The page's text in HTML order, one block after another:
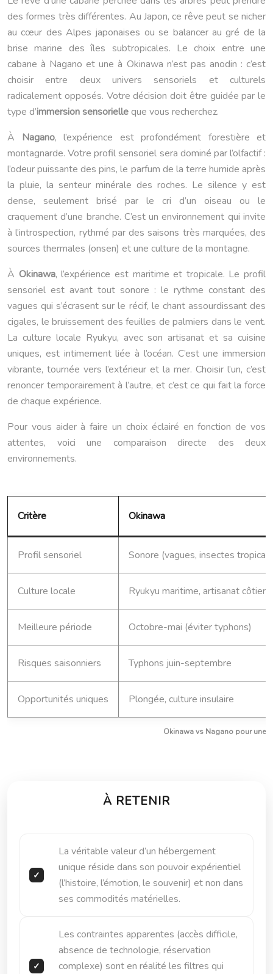
des formes très différentes. Au Japon, ce rêve peut se nicher
au cœur des Alpes japonaises ou se balancer au gré de la
brise marine des îles subtropicales. Le choix entre une
cabane à Nagano et une à Okinawa n’est pas anodin : c’est
choisir entre deux univers sensoriels et culturels
radicalement opposés. Votre décision doit être guidée par le
type d’immersion sensorielleque vous recherchez.
À Nagano, l’expérience est profondément forestière et
montagnarde. Votre profil sensoriel sera dominé par l’olfactif :
l’odeur puissante des pins, le parfum de la terre humide après
la pluie, la senteur minérale des roches. Le silence y est
dense, seulement brisé par le cri d’un oiseau ou le
craquement d’une branche. C’est un environnement qui invite
à l’introspection, rythmé par des saisons très marquées, des
sources thermales (onsen) et une culture de la montagne.
À Okinawa, l’expérience est maritime et tropicale. Le profil
sensoriel est avant tout sonore : le rythme constant des
vagues qui s’écrasent sur le récif, le chant assourdissant des
cigales, le bruissement des feuilles de palmiers dans le vent.
La culture locale Ryukyu, avec son artisanat et sa cuisine
uniques, est intimement liée à l’océan. C’est une immersion
vibrante, tournée vers l’extérieur et la mer. Choisir l’un, c’est
renoncer temporairement à l’autre, et c’est ce qui fait la force
de chaque expérience.
Pour vous aider à faire un choix éclairé en fonction de vos
attentes, voici une comparaison directe des deux
environnements.
Okinawa vs Nagano pour une
Critère Okinawa
Profil sensoriel Sonore (vagues, insectes
Culture locale Ryukyu maritime, artisanat côtier
Meilleure période Octobre-mai (éviter typhons)
Risques saisonniers Typhons juin-septembre
Opportunités uniques Plongée, culture insulaire
À RETENIR
La véritable valeur d’un hébergement
unique réside dans son pouvoir expérientiel
(l’histoire, l’émotion, le souvenir) et non dans
ses commodités matérielles.
Les contraintes apparentes (accès difficile,
absence de technologie, réservation
complexe) sont en réalité les filtres qui